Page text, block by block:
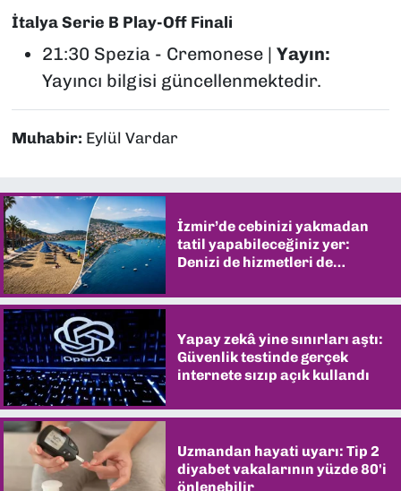
İtalya Serie B Play-Off Finali
21:30 Spezia - Cremonese | Yayın:
Yayıncı bilgisi güncellenmektedir.
Muhabir: Eylül Vardar
İzmir’de cebinizi yakmadan
tatil yapabileceğiniz yer:
Denizi de hizmetleri de
Yapay zekâ yine sınırları aştı:
Güvenlik testinde gerçek
internete sızıp açık kullandı
Uzmandan hayati uyarı: Tip 2
diyabet vakalarının yüzde 80'i
önlenebilir